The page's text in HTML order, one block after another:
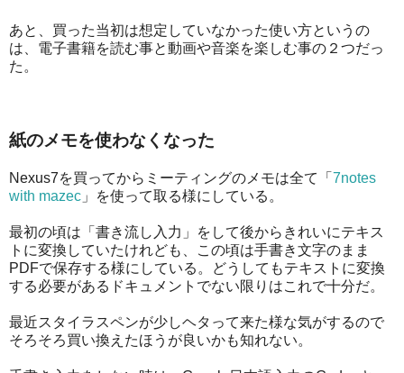
あと、買った当初は想定していなかった使い方というの
は、電子書籍を読む事と動画や音楽を楽しむ事の２つだっ
た。
紙のメモを使わなくなった
Nexus7を買ってからミーティングのメモは全て「 7notes
with mazec 」を使って取る様にしている。
最初の頃は「書き流し入力」をして後からきれいにテキス
トに変換していたけれども、この頃は手書き文字のまま
PDFで保存する様にしている。どうしてもテキストに変換
する必要があるドキュメントでない限りはこれで十分だ。
最近スタイラスペンが少しヘタって来た様な気がするので
そろそろ買い換えたほうが良いかも知れない。